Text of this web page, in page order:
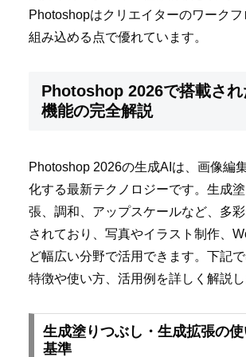
Photoshopはクリエイターのワークフ
組み込める点で優れています。
Photoshop 2026で搭載され
機能の完全解説
Photoshop 2026の生成AIは、画像編
化する最新テクノロジーです。生成
張、調和、アップスケールなど、多
されており、写真やイラスト制作、
ど幅広い分野で活用できます。下記
特徴や使い方、活用例を詳しく解説し
生成塗りつぶし・生成拡張の
基準